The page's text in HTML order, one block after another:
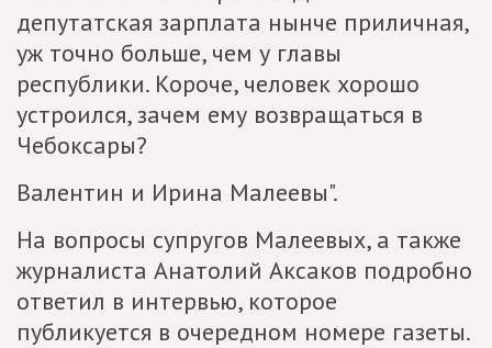
депутатская зарплата нынче приличная,
уж точно больше, чем у главы
республики. Короче, человек хорошо
устроился, зачем ему возвращаться в
Чебоксары?
Валентин и Ирина Малеевы".
На вопросы супругов Малеевых, а также
журналиста Анатолий Аксаков подробно
ответил в интервью, которое
публикуется в очередном номере газеты.